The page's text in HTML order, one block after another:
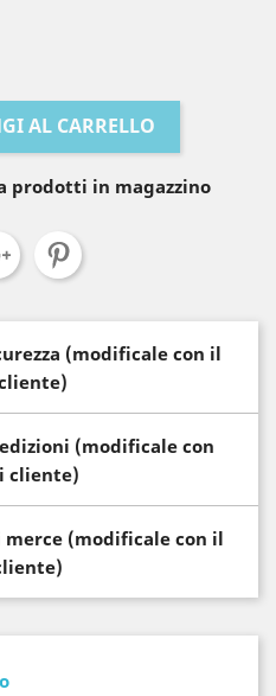
AL CARRELLO
prodotti in magazzino
(modificale con il
(modificale con
cliente)
(modificale con il